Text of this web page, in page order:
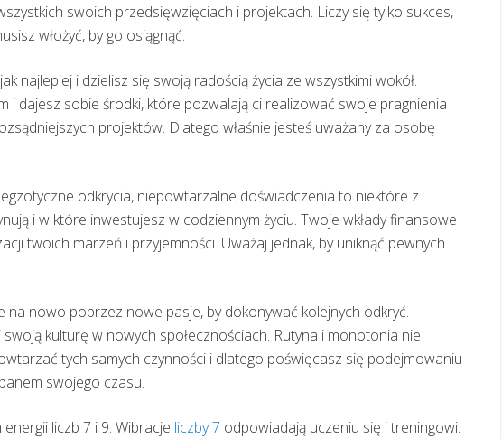
swoich przedsięwzięciach i projektach. Liczy się tylko sukces,
włożyć, by go osiągnąć.
najlepiej i dzielisz się swoją radością życia ze wszystkimi wokół.
i dajesz sobie środki, które pozwalają ci realizować swoje pragnienia
projektów. Dlatego właśnie jesteś uważany za osobę
odkrycia, niepowtarzalne doświadczenia to niektóre z
i w które inwestujesz w codziennym życiu. Twoje wkłady finansowe
twoich marzeń i przyjemności. Uważaj jednak, by uniknąć pewnych
na nowo poprzez nowe pasje, by dokonywać kolejnych odkryć.
kulturę w nowych społecznościach. Rutyna i monotonia nie
tych samych czynności i dlatego poświęcasz się podejmowaniu
swojego czasu.
liczb 7 i 9. Wibracje liczby 7 odpowiadają uczeniu się i treningowi.